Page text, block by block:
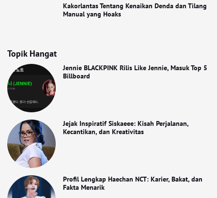
Kakorlantas Tentang Kenaikan Denda dan Tilang
Manual yang Hoaks
Topik Hangat
Jennie BLACKPINK Rilis Like Jennie, Masuk Top 5
Billboard
Jejak Inspiratif Siskaeee: Kisah Perjalanan,
Kecantikan, dan Kreativitas
Profil Lengkap Haechan NCT: Karier, Bakat, dan
Fakta Menarik